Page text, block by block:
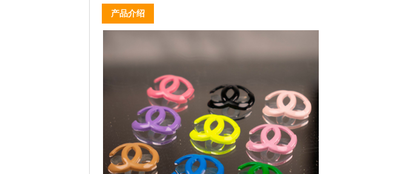
产品介绍